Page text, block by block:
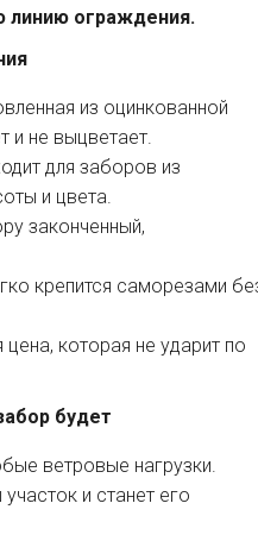
линию ограждения.
из оцинкованной
и не выцветает.
для заборов из
и цвета.
законченный,
крепится саморезами
цена, которая не ударит по
будет
ветровые нагрузки.
и станет его